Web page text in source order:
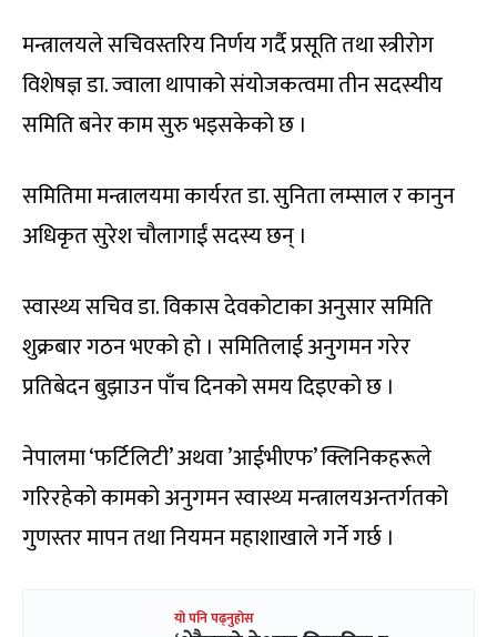
मन्त्रालयले सचिवस्तरिय निर्णय गर्दै प्रसूति तथा स्त्रीरोग
विशेषज्ञ डा. ज्वाला थापाको संयोजकत्वमा तीन सदस्यीय
समिति बनेर काम सुरु भइसकेको छ ।
समितिमा मन्त्रालयमा कार्यरत डा. सुनिता लम्साल र कानुन
अधिकृत सुरेश चौलागाईं सदस्य छन् ।
स्वास्थ्य सचिव डा. विकास देवकोटाका अनुसार समिति
शुक्रबार गठन भएको हो । समितिलाई अनुगमन गरेर
प्रतिबेदन बुझाउन पाँच दिनको समय दिइएको छ ।
नेपालमा ‘फर्टिलिटी’ अथवा ’आईभीएफ’ क्लिनिकहरूले
गरिरहेको कामको अनुगमन स्वास्थ्य मन्त्रालयअन्तर्गतको
गुणस्तर मापन तथा नियमन महाशाखाले गर्ने गर्छ ।
यो पनि पढ्नुहोस